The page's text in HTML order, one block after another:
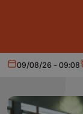
Aujourd'hui
09/08/26 - 09:08